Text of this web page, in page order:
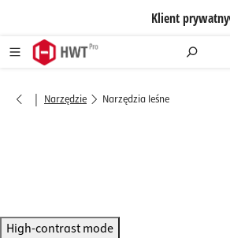
Klient prywatny
| Narzędzie Narzędzia leśne
High-contrast mode